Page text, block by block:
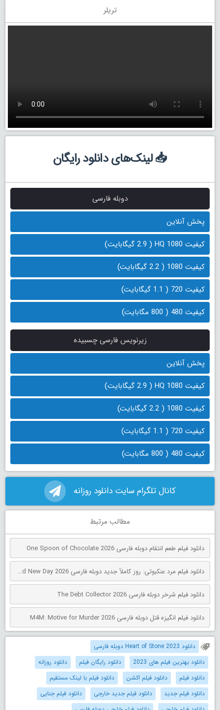
تریلر
📥 لینک‌های دانلود رایگان
دوبله فارسی
پخش آنلاین
کیفیت 1080 HQ ( 2.9 گیگابایت)
کیفیت 1080 ( 2.2 گیگابایت)
کیفیت 720 ( 1.1 گیگابایت)
کیفیت 480 ( 800 مگابایت)
زیرنویس فارسی چسبیده
پخش آنلاین
کیفیت 1080 HQ ( 2.9 گیگابایت)
کیفیت 1080 ( 2.2 گیگابایت)
کیفیت 720 ( 1.1 گیگابایت)
کیفیت 480 ( 800 مگابایت)
کانال تلگرام سایت دانلود روزانه
مطالب مرتبط
دانلود فیلم طعم انتقام دوبله فارسی One Spoon of Chocolate 2026
دانلود فیلم مرد عنکبوتی: روز کاملاً جدید دوبله فارسی Spider-Man: Brand New Day 2026
دانلود فیلم شرخر دوبله فارسی The Debt Collector 2026
دانلود فیلم انگیزه قتل دوبله فارسی M4M: Motive for Murder 2026
دانلود Heart of Stone 2023 دوبله فارسی
دانلود بهترین فیلم های 2023
دانلود رایگان فیلم
دانلود روزانه
دانلود فیلم
دانلود فیلم اکشن
دانلود فیلم با لینک مستقیم
دانلود فیلم جدید
دانلود فیلم جدید خارجی
دانلود فیلم جنایی